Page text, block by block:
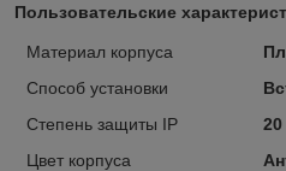
Пользовательские
Материал корпуса
Способ установки
Степень защиты IP
20
Цвет корпуса